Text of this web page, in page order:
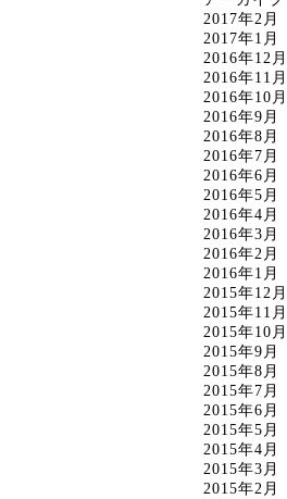
2017年2月
2017年1月
2016年12月
2016年11月
2016年10月
2016年9月
2016年8月
2016年7月
2016年6月
2016年5月
2016年4月
2016年3月
2016年2月
2016年1月
2015年12月
2015年11月
2015年10月
2015年9月
2015年8月
2015年7月
2015年6月
2015年5月
2015年4月
2015年3月
2015年2月